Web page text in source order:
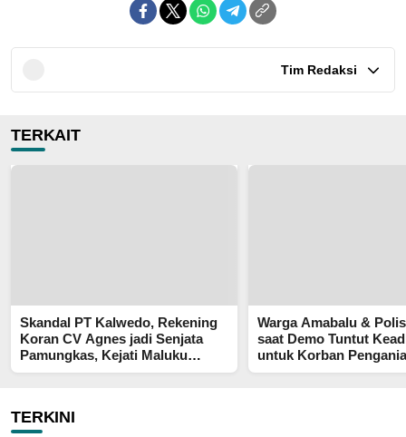
Tim Redaksi
TERKAIT
Skandal PT Kalwedo, Rekening
Koran CV Agnes jadi Senjata
Pamungkas, Kejati Maluku
Diduga “Masuk Angin
Warga Amabalu &
saat Demo Tuntut
untuk Korban
TERKINI